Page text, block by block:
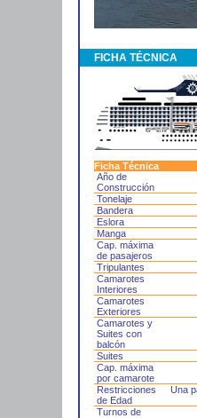
FICHA TÉCNICA
Ficha Técnica
Año de
Construcción
Tonelaje
Bandera
Eslora
Manga
Cap. máxima
de pasajeros
Tripulantes
Camarotes
Interiores
Camarotes
Exteriores
Camarotes y
Suites con
balcón
Suites
Cap. máxima
por camarote
Restricciones
de Edad
Una
Turnos de